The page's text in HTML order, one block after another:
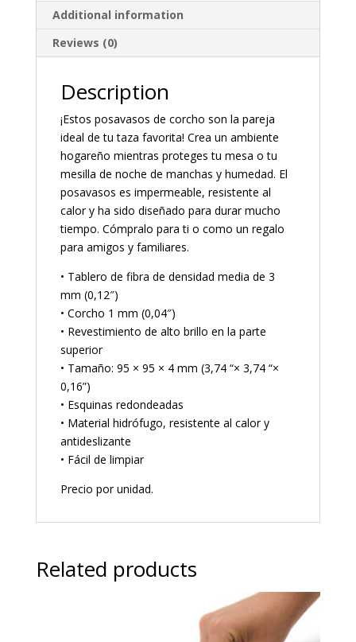
Additional information
Reviews (0)
Description
¡Estos posavasos de corcho son la pareja
ideal de tu taza favorita! Crea un ambiente
hogareño mientras proteges tu mesa o tu
mesilla de noche de manchas y humedad. El
posavasos es impermeable, resistente al
calor y ha sido diseñado para durar mucho
tiempo. Cómpralo para ti o como un regalo
para amigos y familiares.
• Tablero de fibra de densidad media de 3
mm (0,12″)
• Corcho 1 mm (0,04″)
• Revestimiento de alto brillo en la parte
superior
• Tamaño: 95 × 95 × 4 mm (3,74 “× 3,74 “×
0,16”)
• Esquinas redondeadas
• Material hidrófugo, resistente al calor y
antideslizante
• Fácil de limpiar
Precio por unidad.
Related products